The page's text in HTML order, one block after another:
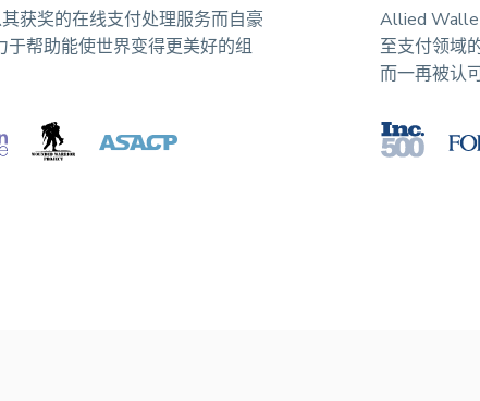
获奖的在线支付处理服务而自豪
于帮助能使世界变得更美好的组
Allied
至支付领域
而一再被认可